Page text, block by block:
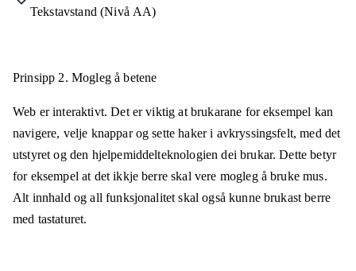
Tekstavstand (Nivå AA)
Prinsipp 2. Mogleg å betene
Web er interaktivt. Det er viktig at brukarane for eksempel kan
navigere, velje knappar og sette haker i avkryssingsfelt, med det
utstyret og den hjelpemiddelteknologien dei brukar. Dette betyr
for eksempel at det ikkje berre skal vere mogleg å bruke mus.
Alt innhald og all funksjonalitet skal også kunne brukast berre
med tastaturet.